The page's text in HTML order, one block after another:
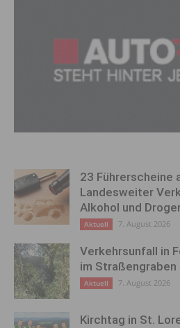
23 Führerscheine
Landesweiter
Alkohol und
Aktuell 7. August 2026
Verkehrsunfall in
im Straßengraben
Aktuell 7. August 2026
Kirchtag in St.